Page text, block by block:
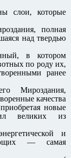
слои, которые
полная
над твердью
в котором
по роду их,
ранее
Мироздания,
качества
новые
великих из
и
— самая